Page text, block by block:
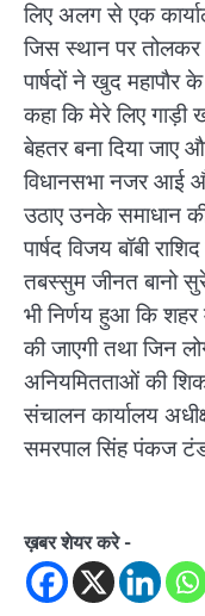
लिए अलग से एक
जिस स्थान पर तोलकर
पार्षदों ने खुद महापौर
कहा कि मेरे लिए गाड़ी
बेहतर बना दिया जाए
विधानसभा नजर आई और
उठाए उनके समाधान की
पार्षद विजय बॉबी
तबस्सुम जीनत बानो
भी निर्णय हुआ कि शहर
की जाएगी तथा जिन
अनियमितताओं की
संचालन कार्यालय
समरपाल सिंह पंकज
ख़बर शेयर करे -